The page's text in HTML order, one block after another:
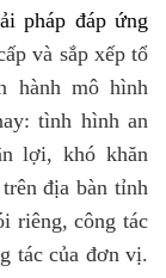
pháp đáp ứng
và sắp xếp tổ
hành mô hình
tình hình an
lợi, khó khăn
địa bàn tỉnh
riêng, công tác
tác của đơn vị.